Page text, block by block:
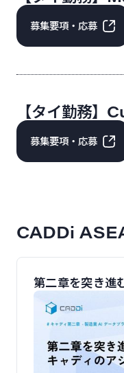
募集要項・応募
【タイ勤務
募集要項・応募
CADDi
第二章を突き進